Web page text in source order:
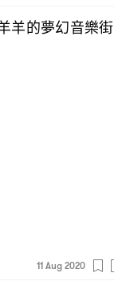
羊的夢幻音樂街
11 Aug 2020